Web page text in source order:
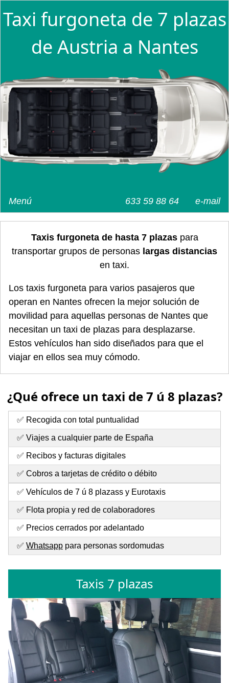
Taxi furgoneta de 7 plazas
de Austria a Nantes
e-mail
633 59 88 64
Menú
Taxis furgoneta de hasta 7 plazaspara
transportar grupos de personas largas distancias
en taxi.
Los taxis furgoneta para varios pasajeros que
operan en Nantes ofrecen la mejor solución de
movilidad para aquellas personas de Nantes que
necesitan un taxi de plazas para desplazarse.
Estos vehículos han sido diseñados para que el
viajar en ellos sea muy cómodo.
¿Qué ofrece un taxi de 7 ú 8 plazas?
✅ Recogida con total puntualidad
✅ Viajes a cualquier parte de España
✅ Recibos y facturas digitales
✅ Cobros a tarjetas de crédito o débito
✅ Vehículos de 7 ú 8 plazass y Eurotaxis
✅ Flota propia y red de colaboradores
✅ Precios cerrados por adelantado
✅ Whatsapp para personas sordomudas
Taxis 7 plazas